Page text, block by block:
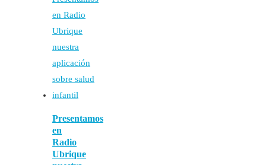
Presentamos
en
Radio
Ubrique